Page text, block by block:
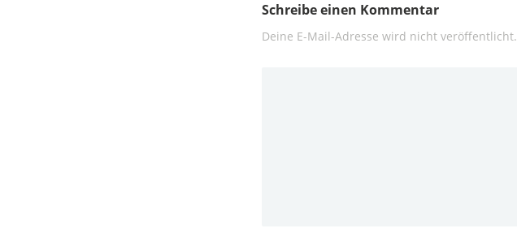
Schreibe einen Kommentar
Deine E-Mail-Adresse wird nicht veröffentlicht.